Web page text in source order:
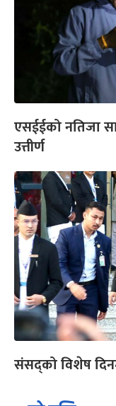
एसईईको नतिजा
उत्तीर्ण
संसद्को विशेष